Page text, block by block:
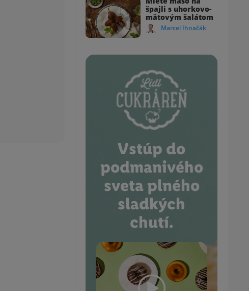
špajli s uhorkovo-
mätovým šalátom
Marcel Ihnačák
Vstúp do
podmanivého
sveta plného
sladkých
chutí.